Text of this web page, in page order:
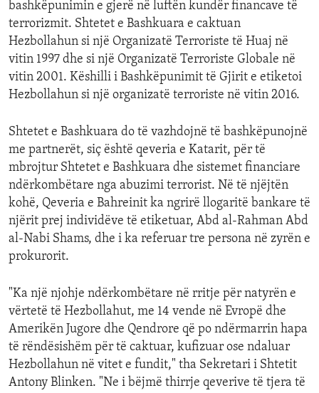
bashkëpunimin e gjerë në luftën kundër financave të
terrorizmit. Shtetet e Bashkuara e caktuan
Hezbollahun si një Organizatë Terroriste të Huaj në
vitin 1997 dhe si një Organizatë Terroriste Globale në
vitin 2001. Këshilli i Bashkëpunimit të Gjirit e etiketoi
Hezbollahun si një organizatë terroriste në vitin 2016.
Shtetet e Bashkuara do të vazhdojnë të bashkëpunojnë
me partnerët, siç është qeveria e Katarit, për të
mbrojtur Shtetet e Bashkuara dhe sistemet financiare
ndërkombëtare nga abuzimi terrorist. Në të njëjtën
kohë, Qeveria e Bahreinit ka ngrirë llogaritë bankare të
njërit prej individëve të etiketuar, Abd al-Rahman Abd
al-Nabi Shams, dhe i ka referuar tre persona në zyrën e
prokurorit.
"Ka një njohje ndërkombëtare në rritje për natyrën e
vërtetë të Hezbollahut, me 14 vende në Evropë dhe
Amerikën Jugore dhe Qendrore që po ndërmarrin hapa
të rëndësishëm për të caktuar, kufizuar ose ndaluar
Hezbollahun në vitet e fundit," tha Sekretari i Shtetit
Antony Blinken. "Ne i bëjmë thirrje qeverive të tjera të